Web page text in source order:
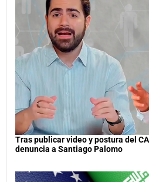
Tras publicar video y postura del
denuncia a Santiago Palomo